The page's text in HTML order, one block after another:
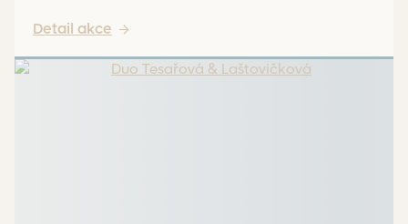
Detail akce